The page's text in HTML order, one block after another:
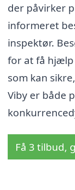
der påvirker
informeret
inspektør.
for at få
som kan
Viby er både
Få 3 tilbud,